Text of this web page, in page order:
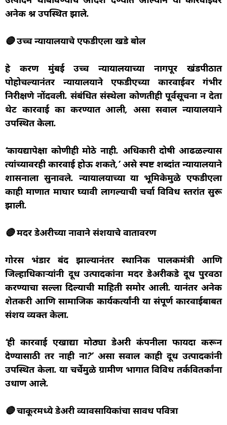
अनेक प्रश्न उपस्थित झाले.
🔴 उच्च न्यायालयाचे एफडीएला खडे बोल
हे प्रकरण मुंबई उच्च न्यायालयाच्या नागपूर खंडपीठात
पोहोचल्यानंतर न्यायालयाने एफडीएच्या कारवाईवर गंभीर
निरीक्षणे नोंदवली. संबंधित संस्थेला कोणतीही पूर्वसूचना न देता
थेट कारवाई का करण्यात आली, असा सवाल न्यायालयाने
उपस्थित केला.
‘कायद्यापेक्षा कोणीही मोठे नाही. अधिकारी दोषी आढळल्यास
त्यांच्यावरही कारवाई होऊ शकते,’ असे स्पष्ट शब्दांत न्यायालयाने
प्रशासनाला सुनावले. न्यायालयाच्या या भूमिकेमुळे एफडीएला
काही प्रमाणात माघार घ्यावी लागल्याची चर्चा विविध स्तरांत सुरू
झाली.
🔴 मदर डेअरीच्या नावाने संशयाचे वातावरण
गोरस भंडार बंद झाल्यानंतर स्थानिक पालकमंत्री आणि
जिल्हाधिकाऱ्यांनी दूध उत्पादकांना मदर डेअरीकडे दूध पुरवठा
करण्याचा सल्ला दिल्याची माहिती समोर आली. यानंतर अनेक
शेतकरी आणि सामाजिक कार्यकर्त्यांनी या संपूर्ण कारवाईबाबत
संशय व्यक्त केला.
‘ही कारवाई एखाद्या मोठ्या डेअरी कंपनीला फायदा करून
देण्यासाठी तर नाही ना?’ असा सवाल काही दूध उत्पादकांनी
उपस्थित केला. या चर्चेमुळे ग्रामीण भागात विविध तर्कवितर्कांना
उधाण आले.
🔴 चाकूरमध्ये डेअरी व्यावसायिकांचा सावध पवित्रा